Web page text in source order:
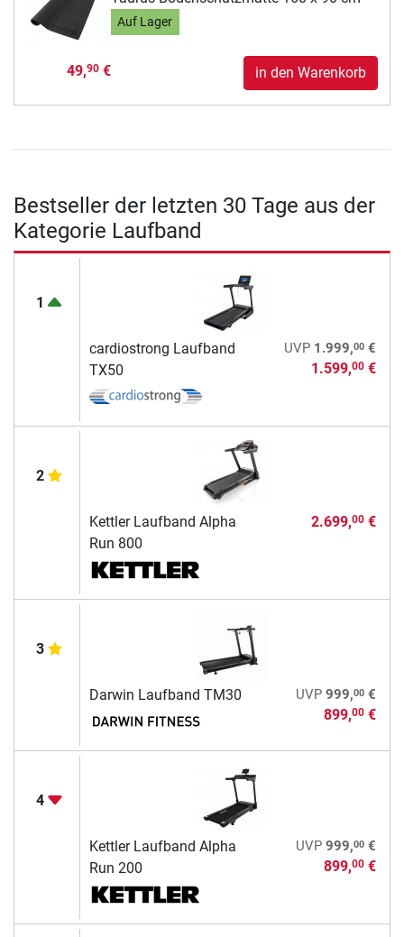
Auf Lager
49,90€ in den Warenkorb
Bestseller der letzten 30 Tage aus der
Kategorie Laufband
1
cardiostrong Laufband
TX50
UVP 1.999,00€
1.599,00€
2
Kettler Laufband Alpha
Run 800
2.699,00€
3
Darwin Laufband TM30 UVP 999,00€
899,00€
4
Kettler Laufband Alpha
Run 200
UVP 999,00€
899,00€